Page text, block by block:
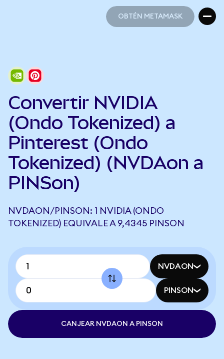
OBTÉN METAMASK
Convertir NVIDIA
(Ondo Tokenized) a
Pinterest (Ondo
Tokenized) (NVDAon a
PINSon)
NVDAON/PINSON: 1 NVIDIA (ONDO
TOKENIZED) EQUIVALE A 9,4345 PINSON
NVDAON
PINSON
CANJEAR NVDAON A PINSON